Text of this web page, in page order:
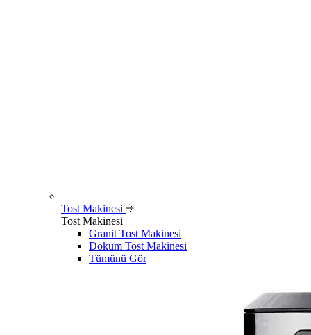
Tost Makinesi
Tost Makinesi
Granit Tost Makinesi
Döküm Tost Makinesi
Tümünü Gör